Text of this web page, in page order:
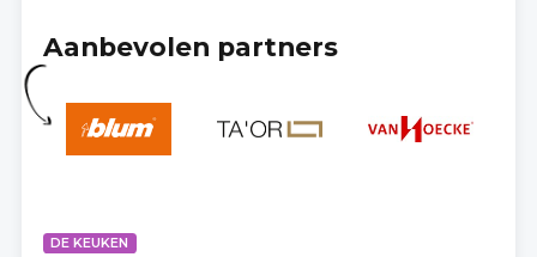
Aanbevolen partners
DE KEUKEN